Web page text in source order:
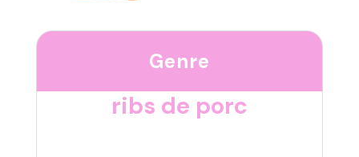
Genre
ribs de porc